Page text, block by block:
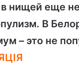
нищей еще
В
– это не